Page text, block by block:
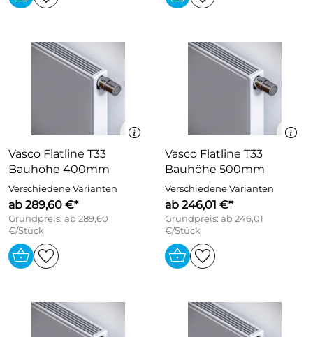
Vasco Flatline T33
Bauhöhe 400mm
Verschiedene Varianten
ab 289,60 €*
Grundpreis: ab 289,60
€/Stück
Vasco Flatline T33
Bauhöhe 500mm
Verschiedene Varianten
ab 246,01 €*
Grundpreis: ab 246,01
€/Stück